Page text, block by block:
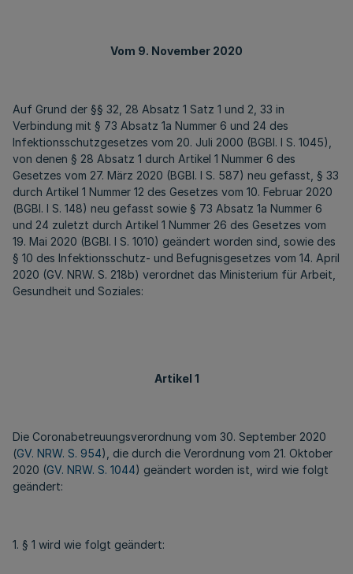
Vom 9. November 2020
Auf Grund der §§ 32, 28 Absatz 1 Satz 1 und 2, 33 in
Verbindung mit § 73 Absatz 1a Nummer 6 und 24 des
Infektionsschutzgesetzes vom 20. Juli 2000 (BGBl. I S. 1045),
von denen § 28 Absatz 1 durch Artikel 1 Nummer 6 des
Gesetzes vom 27. März 2020 (BGBl. I S. 587) neu gefasst, § 33
durch Artikel 1 Nummer 12 des Gesetzes vom 10. Februar 2020
(BGBl. I S. 148) neu gefasst sowie § 73 Absatz 1a Nummer 6
und 24 zuletzt durch Artikel 1 Nummer 26 des Gesetzes vom
19. Mai 2020 (BGBl. I S. 1010) geändert worden sind, sowie des
§ 10 des Infektionsschutz- und Befugnisgesetzes vom 14. April
2020 (GV. NRW. S. 218b) verordnet das Ministerium für Arbeit,
Gesundheit und Soziales:
Artikel 1
Die Coronabetreuungsverordnung vom 30. September 2020
(GV. NRW. S. 954), die durch die Verordnung vom 21. Oktober
2020 (GV. NRW. S. 1044) geändert worden ist, wird wie folgt
geändert:
1. § 1 wird wie folgt geändert: